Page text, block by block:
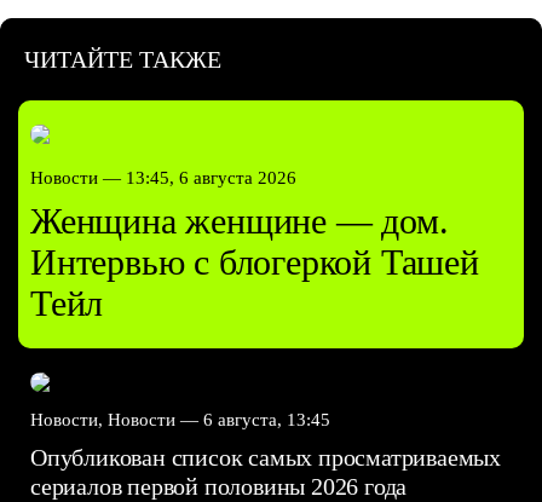
ЧИТАЙТЕ ТАКЖЕ
Новости — 13:45, 6 августа 2026
Женщина женщине — дом.
Интервью с блогеркой Ташей
Тейл
Новости, Новости — 6 августа, 13:45
Опубликован список самых просматриваемых
сериалов первой половины 2026 года